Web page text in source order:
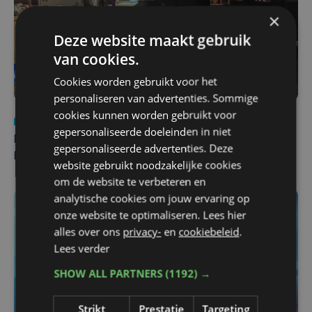
Nieuws
di 4 augustus | 09:32
Man en vrouw dood aangetroffen in woning in Sint-
Pieters Brugge
×
Deze website maakt gebruik
van cookies.
Cookies worden gebruikt voor het
personaliseren van advertenties. Sommige
cookies kunnen worden gebruikt voor
gepersonaliseerde doeleinden in niet
gepersonaliseerde advertenties. Deze
website gebruikt noodzakelijke cookies
om de website te verbeteren en
analytische cookies om jouw ervaring op
onze website te optimaliseren. Lees hier
alles over ons privacy- en cookiebeleid.
Lees verder
SHOW ALL PARTNERS(1192) →
Strikt
Prestatie Targeting